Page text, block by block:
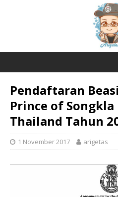
Pendaftaran
Prince of
Thailand Tahun
1 November 2017 arigetas